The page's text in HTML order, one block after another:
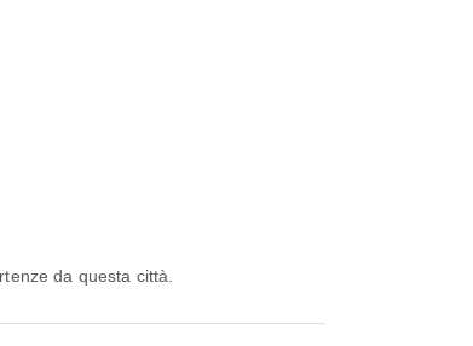
da questa città.